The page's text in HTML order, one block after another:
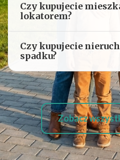
Czy kupujecie
lokatorem?
Czy kupujecie
spadku?
Zobacz